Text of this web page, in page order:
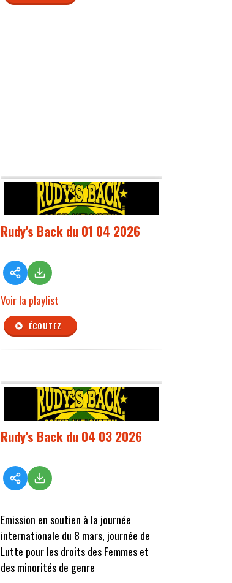
Rudy's Back du 01 04 2026
Voir la playlist
ÉCOUTEZ
Rudy's Back du 04 03 2026
Emission en soutien à la journée
internationale du 8 mars, journée de
Lutte pour les droits des Femmes et
des minorités de genre